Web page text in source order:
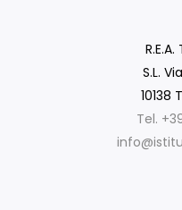
S.L.
10138
Tel.